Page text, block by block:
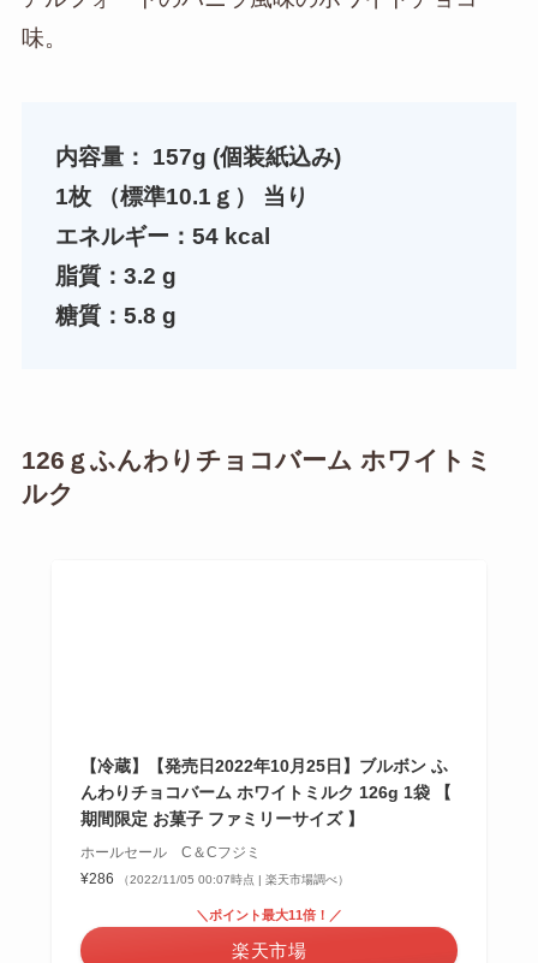
味。
内容量： 157g (個装紙込み)
1枚 （標準10.1ｇ） 当り
エネルギー：54 kcal
脂質：3.2 g
糖質：5.8 g
126ｇふんわりチョコバーム ホワイトミ
ルク
【冷蔵】【発売日2022年10月25日】ブルボン ふ
んわりチョコバーム ホワイトミルク 126g 1袋 【
期間限定 お菓子 ファミリーサイズ 】
ホールセール C＆Cフジミ
¥286
（2022/11/05 00:07時点 | 楽天市場調べ）
＼ポイント最大11倍！／
楽天市場